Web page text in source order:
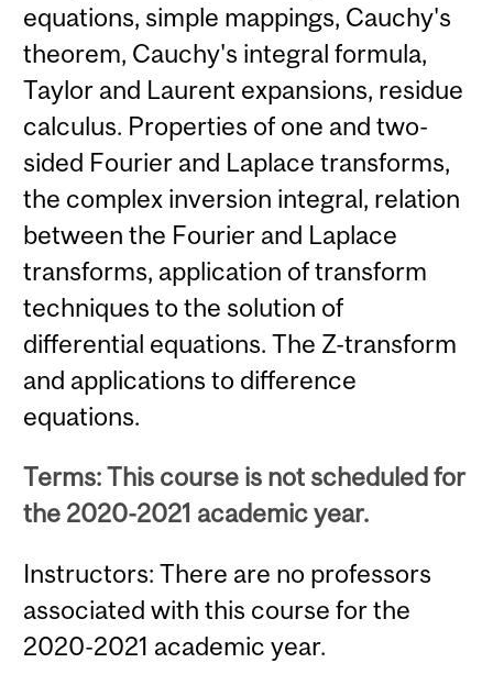
equations, simple mappings, Cauchy's
theorem, Cauchy's integral formula,
Taylor and Laurent expansions, residue
calculus. Properties of one and two-
sided Fourier and Laplace transforms,
the complex inversion integral, relation
between the Fourier and Laplace
transforms, application of transform
techniques to the solution of
differential equations. The Z-transform
and applications to difference
equations.
Terms: This course is not scheduled for
the 2020-2021 academic year.
Instructors: There are no professors
associated with this course for the
2020-2021 academic year.